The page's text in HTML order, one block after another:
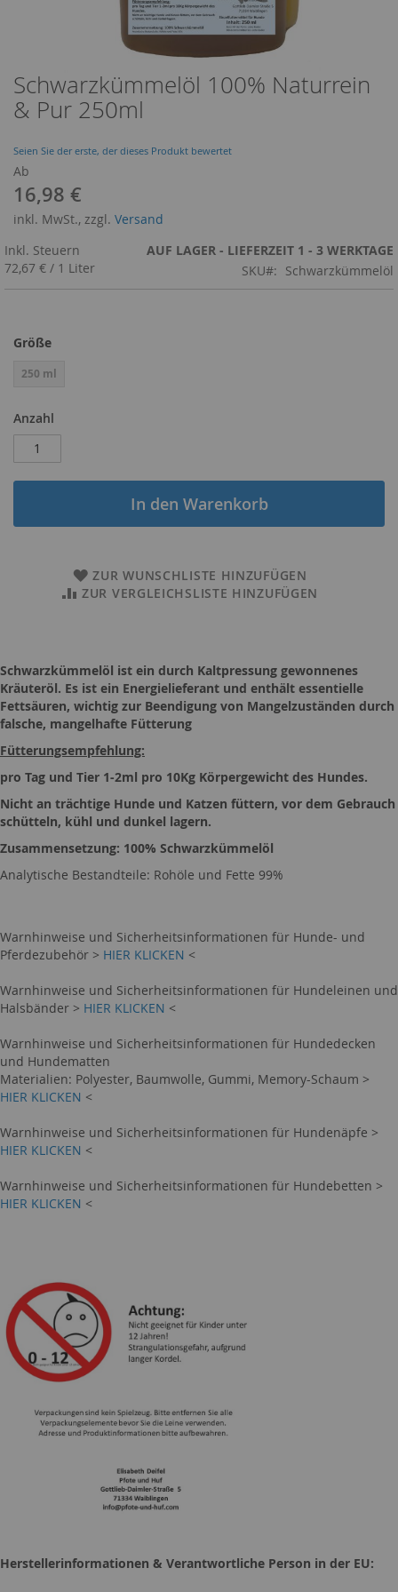
Schwarzkümmelöl 100% Naturrein
& Pur 250ml
Seien Sie der erste, der dieses Produkt bewertet
Ab
16,98 €
inkl. MwSt., zzgl. Versand
AUF LAGER - LIEFERZEIT 1 - 3 WERKTAGE
SKU
Schwarzkümmelöl
Inkl. Steuern
72,67 € / 1 Liter
Größe
250 ml
Anzahl
In den Warenkorb
ZUR WUNSCHLISTE HINZUFÜGEN
ZUR VERGLEICHSLISTE HINZUFÜGEN
Zum
Anfang
der
springen
Schwarzkümmelöl ist ein durch Kaltpressung gewonnenes
Kräuteröl. Es ist ein Energielieferant und enthält essentielle
Fettsäuren, wichtig zur Beendigung von Mangelzuständen durch
falsche, mangelhafte Fütterung
Fütterungsempfehlung:
pro Tag und Tier 1-2ml pro 10Kg Körpergewicht des Hundes.
Nicht an trächtige Hunde und Katzen füttern, vor dem Gebrauch
schütteln, kühl und dunkel lagern.
Zusammensetzung: 100% Schwarzkümmelöl
Analytische Bestandteile: Rohöle und Fette 99%
Warnhinweise und Sicherheitsinformationen für Hunde- und
Pferdezubehör > HIER KLICKEN <
Warnhinweise und Sicherheitsinformationen für Hundeleinen und
Halsbänder > HIER KLICKEN <
Warnhinweise und Sicherheitsinformationen für Hundedecken
und Hundematten
Materialien: Polyester, Baumwolle, Gummi, Memory-Schaum >
HIER KLICKEN <
Warnhinweise und Sicherheitsinformationen für Hundenäpfe >
HIER KLICKEN <
Warnhinweise und Sicherheitsinformationen für Hundebetten >
HIER KLICKEN <
Herstellerinformationen & Verantwortliche Person in der EU: